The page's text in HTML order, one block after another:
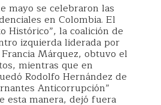
mayo se celebraron las
en Colombia. El
Histórico”, la coalición de
izquierda liderada por
Márquez, obtuvo el
mientras que en
Rodolfo Hernández de
Anticorrupción”
esta manera, dejó fuera